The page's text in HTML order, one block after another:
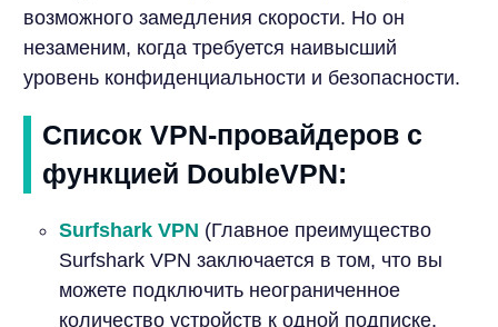
возможного замедления скорости. Но он
незаменим, когда требуется наивысший
уровень конфиденциальности и безопасности.
Список VPN-провайдеров с
функцией DoubleVPN:
Surfshark VPN (Главное преимущество
Surfshark VPN заключается в том, что вы
можете подключить неограниченное
количество устройств к одной подписке,